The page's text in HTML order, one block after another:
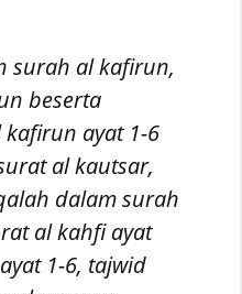
surah al kafirun,
beserta
ayat 1-6
al kautsar,
dalam surah
al kahfi ayat
1-6, tajwid